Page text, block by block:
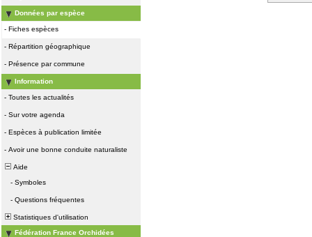
Données par espèce
- Fiches espèces
- Répartition géographique
- Présence par commune
Information
- Toutes les actualités
- Sur votre agenda
- Espèces à publication limitée
- Avoir une bonne conduite naturaliste
Aide
- Symboles
- Questions fréquentes
Statistiques d'utilisation
Fédération France Orchidées